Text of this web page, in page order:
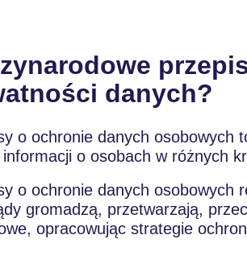
danych?
o ochronie danych osobowych
o osobach w różnych
o ochronie danych osobowych
gromadzą, przetwarzają,
opracowując strategie